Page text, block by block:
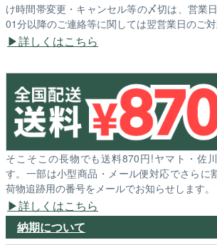
け時間帯変更・キャンセル等の〆切は、営業
01分以降のご連絡等に関しては翌営業日のご対
詳しくはこちら
そこそこの長物でも送料870円!ヤマト・佐
す。一部は小型商品・メール便対応でさらに
荷物追跡用の番号をメールでお知らせします。
詳しくはこちら
納期について